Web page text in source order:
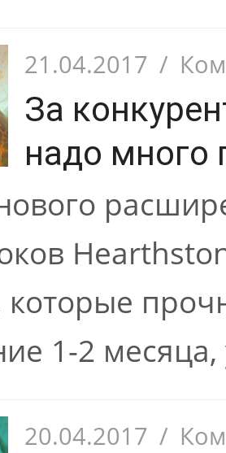
21.04.2017 /
За
надо много
1-2 месяца,
20.04.2017 /